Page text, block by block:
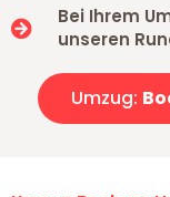
Bei Ihrem
unseren
Umzug: